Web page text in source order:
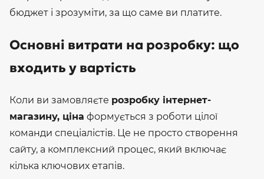
бюджет і зрозуміти, за що саме ви платите.
Основні витрати на розробку: що
входить у вартість
Коли ви замовляєте розробку інтернет-
магазину, ціна формується з роботи цілої
команди спеціалістів. Це не просто створення
сайту, а комплексний процес, який включає
кілька ключових етапів.